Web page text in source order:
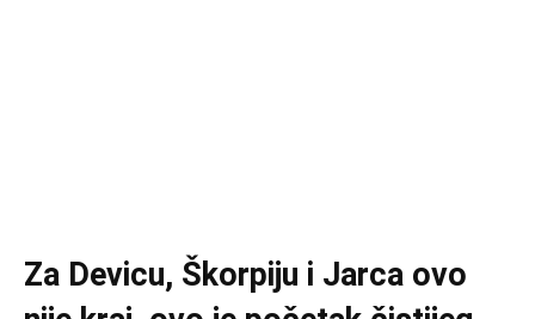
Za Devicu, Škorpiju i Jarca ovo